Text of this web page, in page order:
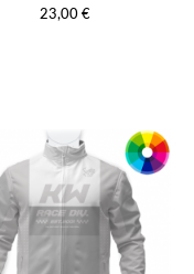
23,00 €